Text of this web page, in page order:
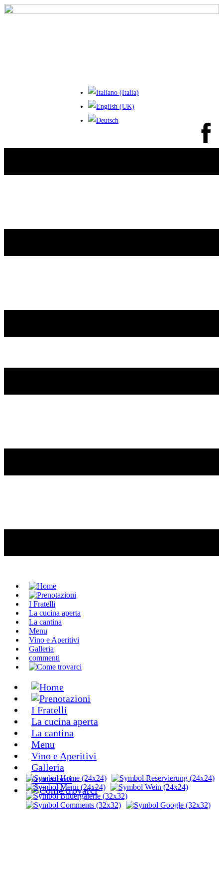
I Fratelli
La cucina aperta
La cantina
Menu
Vino e Aperitivi
Galleria
commenti
I Fratelli
La cucina aperta
La cantina
Menu
Vino e Aperitivi
Galleria
commenti